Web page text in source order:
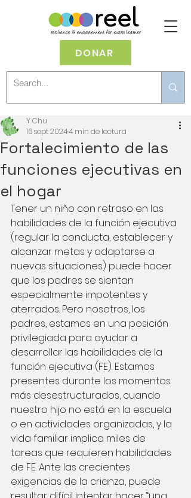
DONAR
Fortalecimiento de las
funciones ejecutivas en
el hogar
Y Chu
16 sept 20244 min de lectura
Tener un niño con retraso en las
habilidades de la función ejecutiva
(regular la conducta, establecer y
alcanzar metas y adaptarse a
nuevas situaciones) puede hacer
que los padres se sientan
especialmente impotentes y
aterrados. Pero nosotros, los
padres, estamos en una posición
privilegiada para ayudar a
desarrollar las habilidades de la
función ejecutiva (FE). Estamos
presentes durante los momentos
más desestructurados, cuando
nuestro hijo no está en la escuela
o en actividades organizadas, y la
vida familiar implica miles de
tareas que requieren habilidades
de FE. Ante las crecientes
exigencias de la crianza, puede